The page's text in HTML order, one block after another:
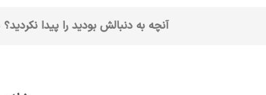
آنچه به دنبالش بودید را پیدا نکردید؟